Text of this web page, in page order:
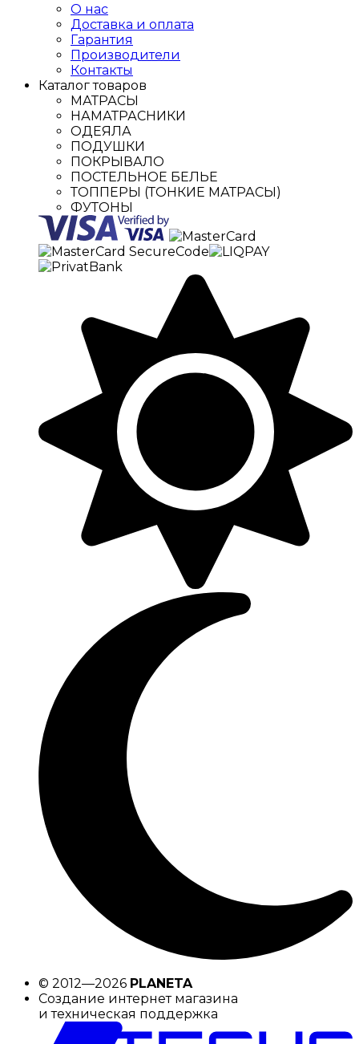
О нас
Доставка и оплата
Гарантия
Производители
Контакты
Каталог товаров
МАТРАСЫ
НАМАТРАСНИКИ
ОДЕЯЛА
ПОДУШКИ
ПОКРЫВАЛО
ПОСТЕЛЬНОЕ БЕЛЬЕ
ТОППЕРЫ (ТОНКИЕ МАТРАСЫ)
ФУТОНЫ
© 2012—2026 PLANETA
Создание интернет магазина
и техническая поддержка